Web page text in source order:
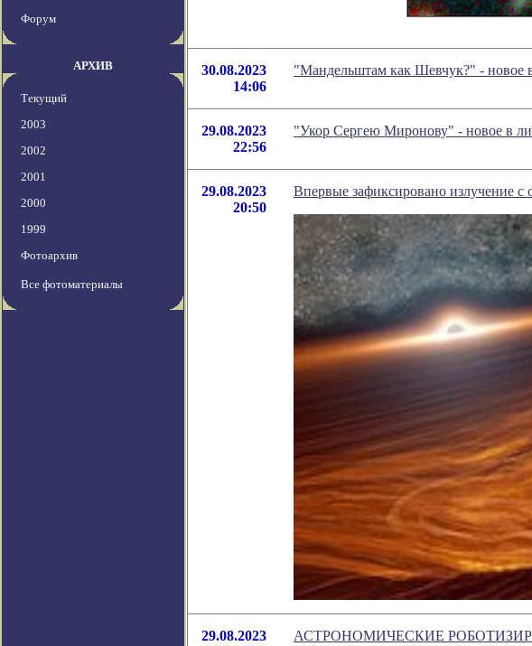
Форум
АРХИВ
Текущий
2003
2002
2001
2000
1999
Фотоархив
Все фотоматериалы
30.08.2023
14:06
"Мандельштам как Шевчук?" - новое
29.08.2023
22:56
"Укор Сергею Миронову" - новое в
29.08.2023
20:50
Впервые зафиксировано излучение
29.08.2023
АСТРОНОМИЧЕСКИЕ